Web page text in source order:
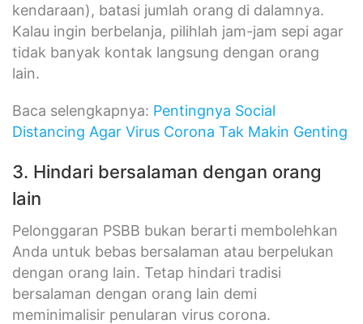
kendaraan), batasi jumlah orang di dalamnya.
Kalau ingin berbelanja, pilihlah jam-jam sepi agar
tidak banyak kontak langsung dengan orang
lain.
Baca selengkapnya: Pentingnya Social
Distancing Agar Virus Corona Tak Makin Genting
3. Hindari bersalaman dengan orang
lain
Pelonggaran PSBB bukan berarti membolehkan
Anda untuk bebas bersalaman atau berpelukan
dengan orang lain. Tetap hindari tradisi
bersalaman dengan orang lain demi
meminimalisir penularan virus corona.